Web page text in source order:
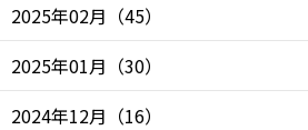
2025年02月 （45）
2025年01月 （30）
2024年12月 （16）